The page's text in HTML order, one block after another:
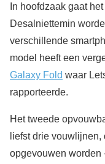
In hoofdzaak gaat
Desalniettemin
verschillende
model heeft een
Galaxy Fold waar
rapporteerde.
Het tweede
liefst drie
opgevouwen worden